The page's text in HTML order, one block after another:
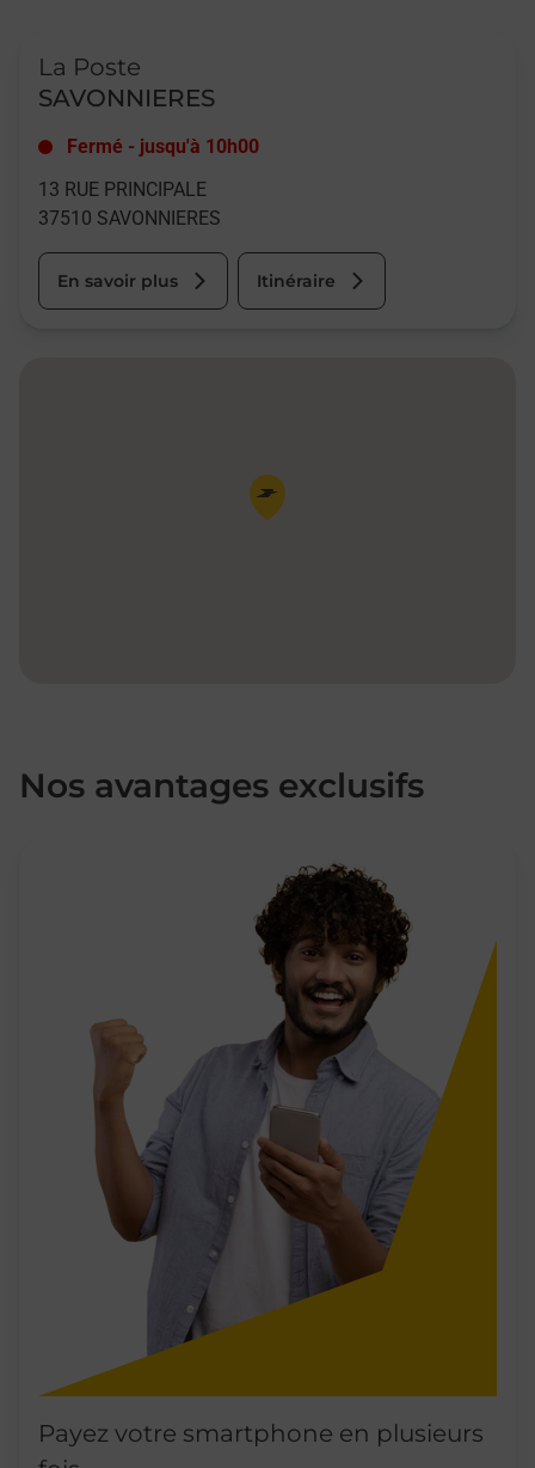
La Poste
SAVONNIERES
Fermé - jusqu'à 10h00
13 RUE PRINCIPALE
37510 SAVONNIERES
En savoir plus Itinéraire
Pin de la carte
Nos avantages exclusifs
Payez votre smartphone en plusieurs